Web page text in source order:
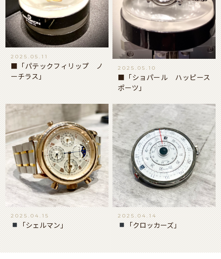
2025.05.11
■「パテックフィリップ ノ
ーチラス」
2025.05.10
■「ショパール ハッピース
ポーツ」
2025.04.15
「シェルマン」
2025.04.14
「クロッカーズ」